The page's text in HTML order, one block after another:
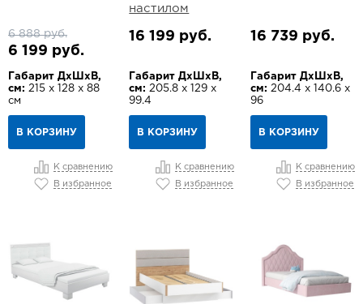
6 888 руб.
6 199 руб.
Габарит ДхШхВ,
см: 215 х 128 х 88
см
В КОРЗИНУ
К сравнению
В избранное
настилом
16 199 руб.
Габарит ДхШхВ,
см: 205.8 х 129 х
99.4
В КОРЗИНУ
К сравнению
В избранное
16 739 руб.
Габарит ДхШхВ,
см: 204.4 х 140.6 х
96
В КОРЗИНУ
К сравнению
В избранное